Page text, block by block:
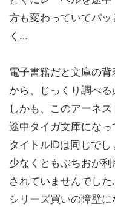
方も変わっていてパ
く…
電子書籍だと文庫の
から、じっくり調べる
しかも、このアーネス
途中タイガ文庫になっ
タイトルIDは同じでし
少なくともぶちおが
されていませんでし
シリーズ買いの障壁